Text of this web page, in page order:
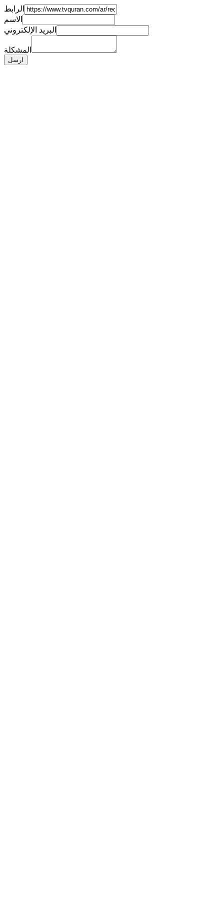
الرابط
الاسم
البريد الإلكتروني
المشكلة
ارسل